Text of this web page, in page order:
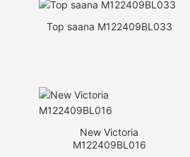
Top saana M122409BL033
New Victoria
M122409BL016